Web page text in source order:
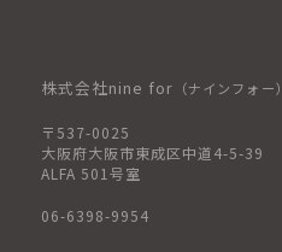
株式会社nine for （ナインフォー）
〒537-0025
大阪府大阪市東成区中道4-5-39
ALFA 501号室
06-6398-9954